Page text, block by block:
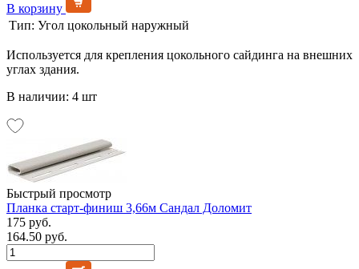
В корзину
Тип: Угол цокольный наружный
Используется для крепления цокольного сайдинга на внешних
углах здания.
В наличии: 4 шт
Быстрый просмотр
Планка старт-финиш 3,66м Сандал Доломит
175 руб.
164.50 руб.